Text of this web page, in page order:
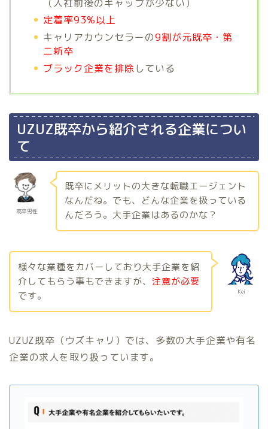
（入社前後のギャップが少ない）
定着率93%以上
キャリアカウンセラーの9割が元既卒・第
二新卒
ブラック企業を排除している
UZUZ既卒から紹介される企業につい
て
既卒男性
既卒にメリットの大きな転職エージェント
なんだね。でも、どんな企業を扱っている
んだろう。大手企業はあるのかな？
Kei
様々な業種をカバーしており大手企業を紹
介してもらう事もできますが、 注意が必要
です。
UZUZ既卒（ウズキャリ）では、多数の大手企業や有名
企業の求人を取り扱っています。